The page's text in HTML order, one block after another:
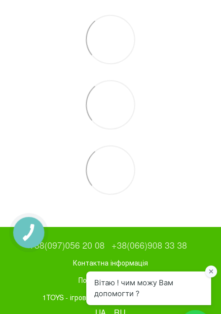
+38(097)056 20 08 +38(066)908 33 38
Контактна інформація
Повна версія сайту
1TOYS - ігрове та спортивне обладнання